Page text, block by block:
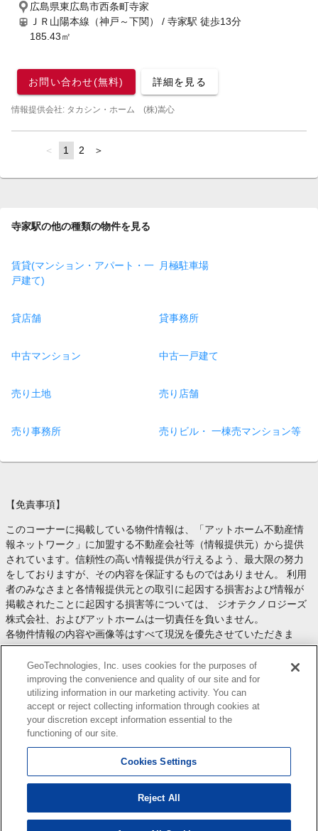
広島県東広島市西条町寺家
ＪＲ山陽本線（神戸～下関） / 寺家駅 徒歩13分
185.43㎡
お問い合わせ(無料) 詳細を見る
情報提供会社: タカシン・ホーム (株)嵩心
page
You're
page
1 page
2 page
寺家駅の他の種類の物件を見る
賃貸(マンション・アパート・一
戸建て)
月極駐車場
貸店舗 貸事務所
中古マンション 中古一戸建て
売り土地 売り店舗
売り事務所 売りビル・ 一棟売マンション等
【免責事項】
このコーナーに掲載している物件情報は、「アットホーム不動産情
報ネットワーク」に加盟する不動産会社等（情報提供元）から提供
されています。信頼性の高い情報提供が行えるよう、最大限の努力
をしておりますが、その内容を保証するものではありません。 利用
者のみなさまと各情報提供元との取引に起因する損害および情報が
掲載されたことに起因する損害等については、 ジオテクノロジーズ
株式会社、およびアットホームは一切責任を負いません。
各物件情報の内容や画像等はすべて現況を優先させていただきま
す。
お取引等（お取引の準備、資金調達等を含みます）の際には、内容
や契約条件等について、 各情報提供元より十分な説明を受け、ご自
身でご確認の上、判断してください。
このコーナーへの物件情報のご掲載、その他不動産業務ソリューシ
ョン等についての不動産会社様のお問合せはこちら
します。
Copyright(c) At Home Co.,Ltd. このサイトに掲載している情報の無断転載を禁止します。著作権
はアットホーム（株）またはその情報提供者に帰属します。
GeoTechnologies, Inc. uses cookies for the purposes of
improving the convenience and quality of our site and for
utilizing information in our marketing activity. You can
accept or reject collecting information through cookies at
your discretion except information essential to the
functioning of our site.
Cookies Settings
Reject All